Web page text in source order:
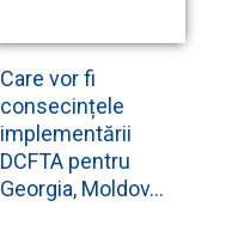
Care vor fi
consecințele
implementării
DCFTA pentru
Georgia, Moldov...